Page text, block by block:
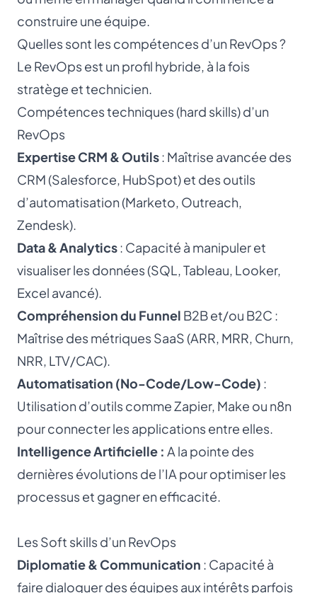
construire une équipe.
Quelles sont les compétences d’un RevOps ?
Le RevOps est un profil hybride, à la fois
stratège et technicien.
Compétences techniques (hard skills) d’un
RevOps
Expertise CRM & Outils: Maîtrise avancée des
CRM (Salesforce, HubSpot) et des outils
d’automatisation (Marketo, Outreach,
Zendesk).
Data & Analytics: Capacité à manipuler et
visualiser les données (SQL, Tableau, Looker,
Excel avancé).
Compréhension du Funnel B2B et/ou B2C :
Maîtrise des métriques SaaS (ARR, MRR, Churn,
NRR, LTV/CAC).
Automatisation (No-Code/Low-Code) :
Utilisation d’outils comme Zapier, Make ou n8n
pour connecter les applications entre elles.
Intelligence Artificielle : A la pointe des
dernières évolutions de l’IA pour optimiser les
processus et gagner en efficacité.
Les Soft skills d’un RevOps
Diplomatie & Communication : Capacité à
faire dialoguer des équipes aux intérêts parfois